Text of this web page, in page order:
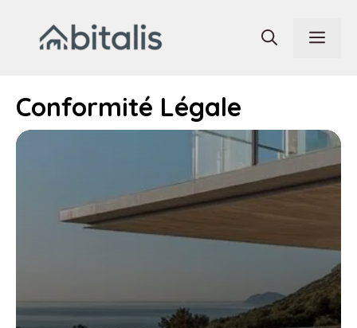
contenu
Conformité Légale